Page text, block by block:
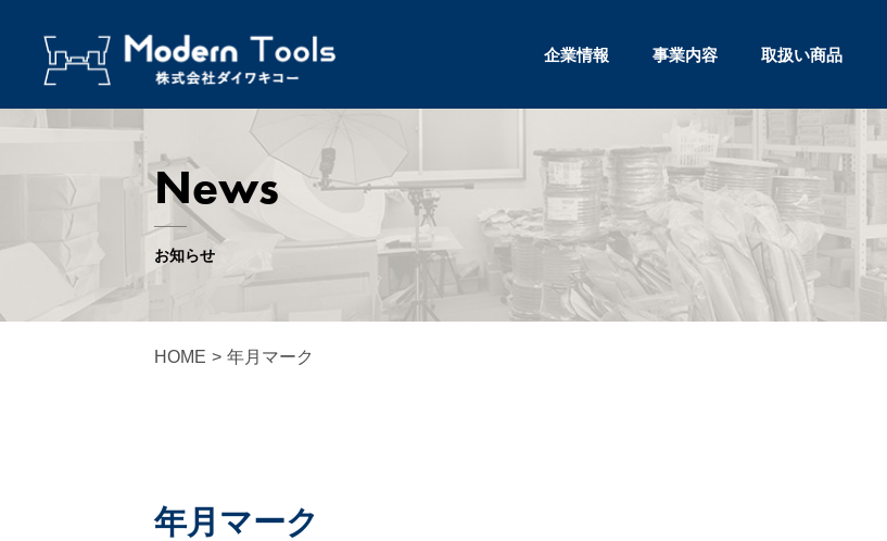
企業情報 事業内容 取扱い商品
News
お知らせ
HOME > 年月マーク
年月マーク